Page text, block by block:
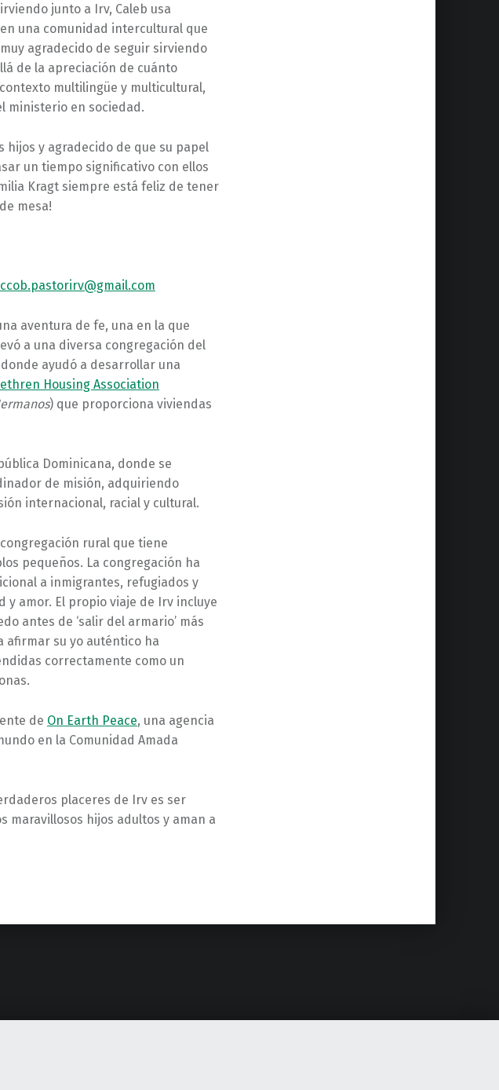
junto a Irv, Caleb usa
una comunidad intercultural que
agradecido de seguir sirviendo
de la apreciación de cuánto
multilingüe y multicultural,
ministerio en sociedad.
hijos y agradecido de que su papel
un tiempo significativo con ellos
Kragt siempre está feliz de tener
mesa!
aventura de fe, una en la que
a una diversa congregación del
ayudó a desarrollar una
Housing Association
) que proporciona viviendas
Dominicana, donde se
de misión, adquiriendo
internacional, racial y cultural.
rural que tiene
pequeños. La congregación ha
a inmigrantes, refugiados y
y amor. El propio viaje de Irv incluye
antes de ‘salir del armario’ más
afirmar su yo auténtico ha
correctamente como un
de On Earth Peace, una agencia
en la Comunidad Amada
placeres de Irv es ser
maravillosos hijos adultos y aman a